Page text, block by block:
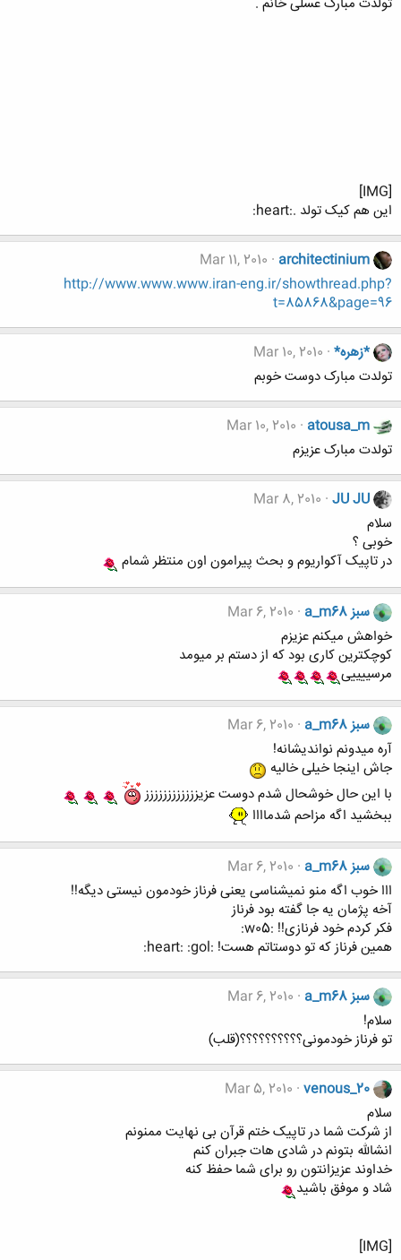
[IMG]
این هم کیک تولد .:heart:
architectinium
Mar 11, 2010
http://www.www.www.iran-eng.ir/showthread.php?
t=85868&page=96
*زهره* Mar 10, 2010
تولدت مبارک دوست خوبم
atousa_m
Mar 10, 2010
تولدت مبارک عزیزم
JU JU
Mar 8, 2010
سلام
خوبی ؟
در تاپیک آکواریوم و بحث پیرامون اون منتظر شمام
a_m68 سبز
Mar 6, 2010
خواهش میکنم عزیزم
کوچکترین کاری بود که از دستم بر میومد
مرسییییی
a_m68 سبز
Mar 6, 2010
آره میدونم نواندیشانه!
جاش اینجا خیلی خالیه
با این حال خوشحال شدم دوست عزیزززززززززززز
ببخشید اگه مزاحم شدماااا
a_m68 سبز
Mar 6, 2010
ااا خوب اگه منو نمیشناسی یعنی فرناز خودمون نیستی دیگه!!
آخه پژمان یه جا گفته بود فرناز
فکر کردم خود فرنازی!! :w05:
همین فرناز که تو دوستاتم هست! :heart: :gol:
a_m68 سبز
Mar 6, 2010
سلام!
تو فرناز خودمونی؟؟؟؟؟؟؟؟؟؟(قلب)
venous_20
Mar 5, 2010
سلام
از شرکت شما در تاپیک ختم قرآن بی نهایت ممنونم
انشالله بتونم در شادی هات جبران کنم
خداوند عزیزانتون رو برای شما حفظ کنه
شاد و موفق باشید
[IMG]